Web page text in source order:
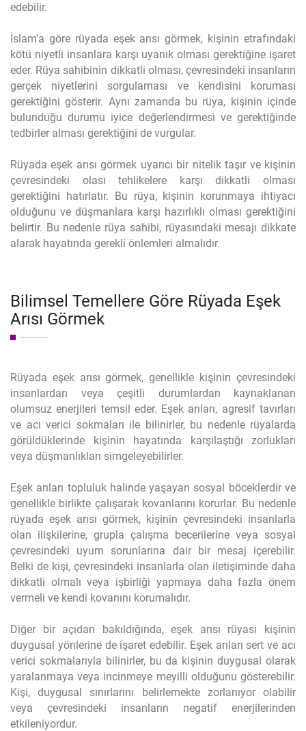
edebilir.
İslam'a göre rüyada eşek arısı görmek, kişinin etrafındaki
kötü niyetli insanlara karşı uyanık olması gerektiğine işaret
eder. Rüya sahibinin dikkatli olması, çevresindeki insanların
gerçek niyetlerini sorgulaması ve kendisini koruması
gerektiğini gösterir. Aynı zamanda bu rüya, kişinin içinde
bulunduğu durumu iyice değerlendirmesi ve gerektiğinde
tedbirler alması gerektiğini de vurgular.
Rüyada eşek arısı görmek uyarıcı bir nitelik taşır ve kişinin
çevresindeki olası tehlikelere karşı dikkatli olması
gerektiğini hatırlatır. Bu rüya, kişinin korunmaya ihtiyacı
olduğunu ve düşmanlara karşı hazırlıklı olması gerektiğini
belirtir. Bu nedenle rüya sahibi, rüyasındaki mesajı dikkate
alarak hayatında gerekli önlemleri almalıdır.
Bilimsel Temellere Göre Rüyada Eşek
Arısı Görmek
Rüyada eşek arısı görmek, genellikle kişinin çevresindeki
insanlardan veya çeşitli durumlardan kaynaklanan
olumsuz enerjileri temsil eder. Eşek arıları, agresif tavırları
ve acı verici sokmaları ile bilinirler, bu nedenle rüyalarda
görüldüklerinde kişinin hayatında karşılaştığı zorlukları
veya düşmanlıkları simgeleyebilirler.
Eşek arıları topluluk halinde yaşayan sosyal böceklerdir ve
genellikle birlikte çalışarak kovanlarını korurlar. Bu nedenle
rüyada eşek arısı görmek, kişinin çevresindeki insanlarla
olan ilişkilerine, grupla çalışma becerilerine veya sosyal
çevresindeki uyum sorunlarına dair bir mesaj içerebilir.
Belki de kişi, çevresindeki insanlarla olan iletişiminde daha
dikkatli olmalı veya işbirliği yapmaya daha fazla önem
vermeli ve kendi kovanını korumalıdır.
Diğer bir açıdan bakıldığında, eşek arısı rüyası kişinin
duygusal yönlerine de işaret edebilir. Eşek arıları sert ve acı
verici sokmalarıyla bilinirler, bu da kişinin duygusal olarak
yaralanmaya veya incinmeye meyilli olduğunu gösterebilir.
Kişi, duygusal sınırlarını belirlemekte zorlanıyor olabilir
veya çevresindeki insanların negatif enerjilerinden
etkileniyordur.